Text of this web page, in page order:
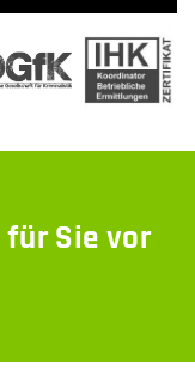
Sie vor